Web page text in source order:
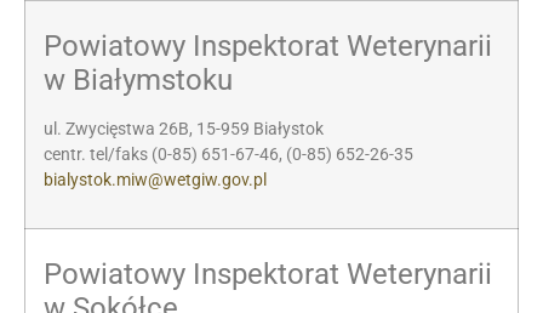
Powiatowy Inspektorat Weterynarii
w Białymstoku
ul. Zwycięstwa 26B, 15-959 Białystok
centr. tel/faks (0-85) 651-67-46, (0-85) 652-26-35
bialystok.miw@wetgiw.gov.pl
Powiatowy Inspektorat Weterynarii